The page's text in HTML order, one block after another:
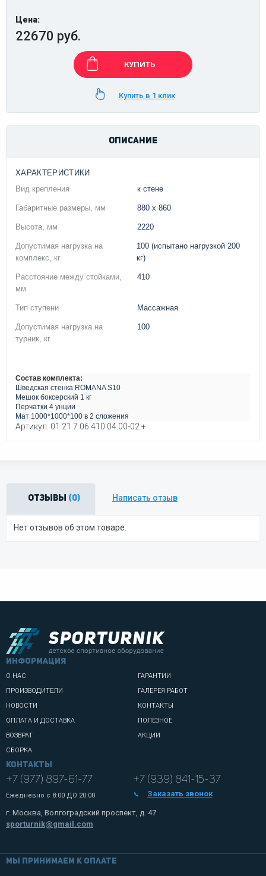
Цена:
22670 руб.
КУПИТЬ
Купить в 1 клик
ОПИСАНИЕ
ХАРАКТЕРИСТИКИ
Вид крепления
к стене
Габаритные размеры, мм 880 x 860
Высота, мм 2220
Допустимая нагрузка на
комплекс, кг
100 (испытано нагрузкой 200
кг)
Расстояние между стойками,
мм
410
Тип ступени Массажная
Допустимая нагрузка на
турник, кг
100
Состав комплекта:
Шведская стенка ROMANA S10
Мешок боксерский 1 кг
Перчатки 4 унции
Мат 1000*1000*100 в 2 сложения
Артикул: 01.21.7.06.410.04.00-02 +
Отзывы (0) Написать отзыв
Нет отзывов об этом товаре.
информация
О НАС
ПРОИЗВОДИТЕЛИ
НОВОСТИ
ОПЛАТА И ДОСТАВКА
ВОЗВРАТ
СБОРКА
ГАРАНТИИ
ГАЛЕРЕЯ РАБОТ
КОНТАКТЫ
ПОЛЕЗНОЕ
АКЦИИ
Контакты
+7 (977) 897-61-77
Ежедневно с 8:00 ДО 20:00
+7 (939) 841-15-37
Заказать звонок
г. Москва, Волгоградский проспект, д. 47
sporturnik@gmail.com
Мы принимаем к оплате